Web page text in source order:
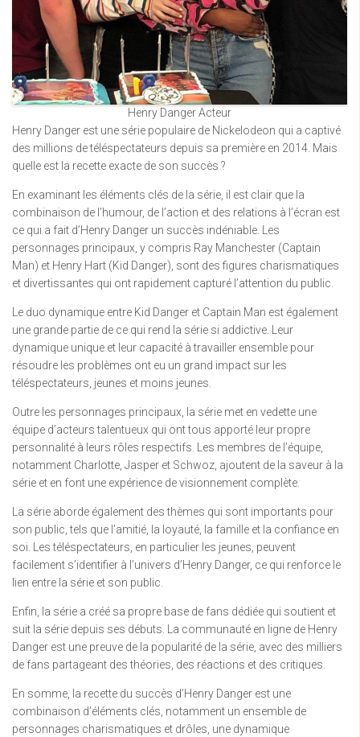
Henry Danger Acteur
Henry Danger est une série populaire de Nickelodeon qui a captivé
des millions de téléspectateurs depuis sa première en 2014. Mais
quelle est la recette exacte de son succès ?
En examinant les éléments clés de la série, il est clair que la
combinaison de l’humour, de l’action et des relations à l’écran est
ce qui a fait d’Henry Danger un succès indéniable. Les
personnages principaux, y compris Ray Manchester (Captain
Man) et Henry Hart (Kid Danger), sont des figures charismatiques
et divertissantes qui ont rapidement capturé l’attention du public.
Le duo dynamique entre Kid Danger et Captain Man est également
une grande partie de ce qui rend la série si addictive. Leur
dynamique unique et leur capacité à travailler ensemble pour
résoudre les problèmes ont eu un grand impact sur les
téléspectateurs, jeunes et moins jeunes.
Outre les personnages principaux, la série met en vedette une
équipe d’acteurs talentueux qui ont tous apporté leur propre
personnalité à leurs rôles respectifs. Les membres de l’équipe,
notamment Charlotte, Jasper et Schwoz, ajoutent de la saveur à la
série et en font une expérience de visionnement complète.
La série aborde également des thèmes qui sont importants pour
son public, tels que l’amitié, la loyauté, la famille et la confiance en
soi. Les téléspectateurs, en particulier les jeunes, peuvent
facilement s’identifier à l’univers d’Henry Danger, ce qui renforce le
lien entre la série et son public.
Enfin, la série a créé sa propre base de fans dédiée qui soutient et
suit la série depuis ses débuts. La communauté en ligne de Henry
Danger est une preuve de la popularité de la série, avec des milliers
de fans partageant des théories, des réactions et des critiques.
En somme, la recette du succès d’Henry Danger est une
combinaison d’éléments clés, notamment un ensemble de
personnages charismatiques et drôles, une dynamique